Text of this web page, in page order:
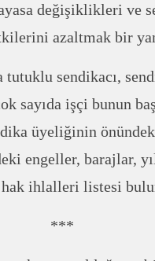
değişiklikleri ve
azaltmak bir
tutuklu sendikacı,
sayıda işçi bunun
üyeliğinin
engeller, barajlar,
ihlalleri listesi
***